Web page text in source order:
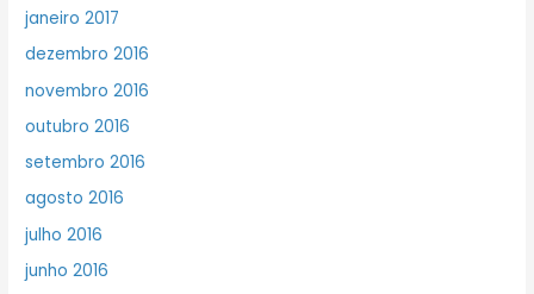
janeiro 2017
dezembro 2016
novembro 2016
outubro 2016
setembro 2016
agosto 2016
julho 2016
junho 2016